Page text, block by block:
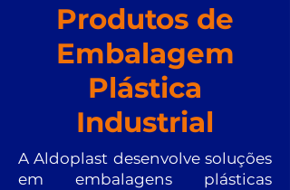
Produtos de
Embalagem
Plástica
Industrial
A Aldoplast desenvolve soluções
em embalagens plásticas